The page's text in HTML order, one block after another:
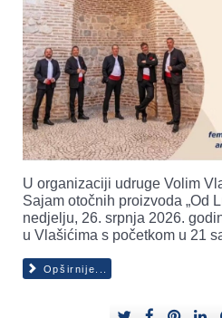
U organizaciji udruge Volim
Sajam otočnih proizvoda „Od
nedjelju, 26. srpnja 2026.
u Vlašićima s početkom u 21
Opširnije...